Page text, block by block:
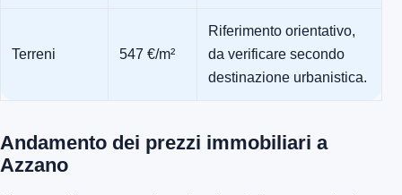
Terreni 547 €/m²
Riferimento orientativo,
da verificare secondo
destinazione urbanistica.
Andamento dei prezzi immobiliari a
Azzano